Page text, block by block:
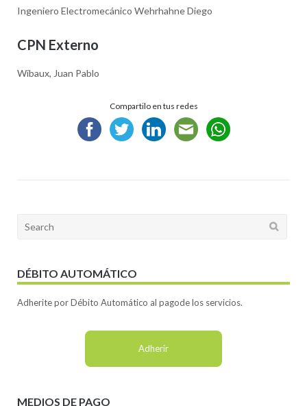
Ingeniero Electromecánico Wehrhahne Diego
CPN Externo
Wibaux, Juan Pablo
Compartilo en tus redes
Search
DÉBITO AUTOMÁTICO
Adherite por Débito Automático al pagode los servicios.
Adherir
MEDIOS DE PAGO